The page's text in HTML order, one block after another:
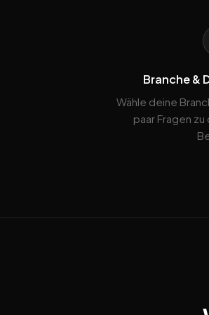
Branche &
Wähle deine
paar Fragen